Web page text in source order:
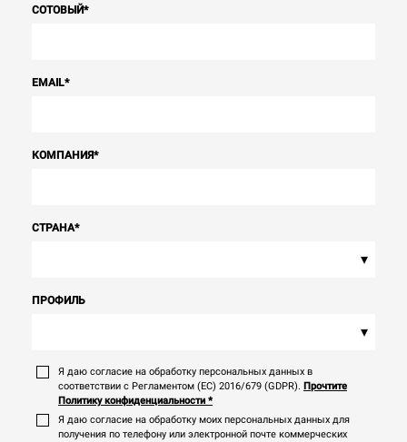
СОТОВЫЙ*
EMAIL*
КОМПАНИЯ*
СТРАНА*
▾
ПРОФИЛЬ
▾
Я даю согласие на обработку персональных данных в
соответствии с Регламентом (ЕС) 2016/679 (GDPR). Прочтите
Политику конфиденциальности *
Я даю согласие на обработку моих персональных данных для
получения по телефону или электронной почте коммерческих